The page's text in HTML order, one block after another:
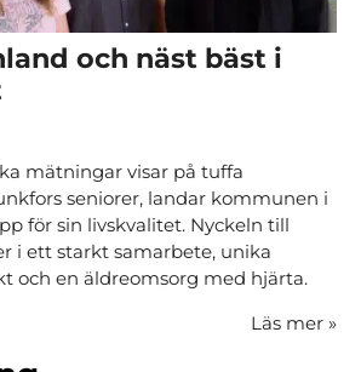
och näst bäst i
mätningar visar på tuffa
seniorer, landar kommunen i
för sin livskvalitet. Nyckeln till
i ett starkt samarbete, unika
och en äldreomsorg med hjärta.
Läs mer »